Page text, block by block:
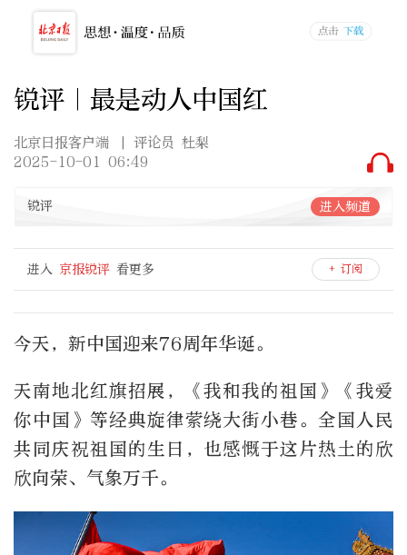
锐评｜最是动人中国红
北京日报客户端
| 评论员 杜梨
2025-10-01 06:49
锐评 进入频道
进入 京报锐评 看更多 + 订阅
今天，新中国迎来76周年华诞。
天南地北红旗招展，《我和我的祖国》《我爱
你中国》等经典旋律萦绕大街小巷。全国人民
共同庆祝祖国的生日，也感慨于这片热土的欣
欣向荣、气象万千。